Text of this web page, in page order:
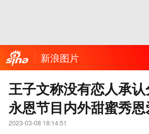
新浪图片
王子文称没有恋人承
永恩节目内外甜蜜秀
2023-03-08 18:14:51